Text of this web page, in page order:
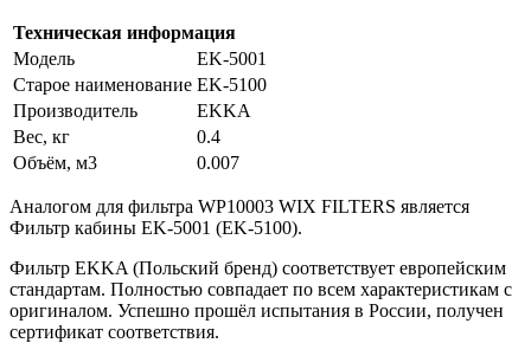
Техническая информация
Модель
EK-5001
Старое наименование EK-5100
Производитель
EKKA
Вес, кг
0.4
Объём, м3
0.007
Аналогом для фильтра WP10003 WIX FILTERS является
Фильтр кабины EK-5001 (EK-5100).
Фильтр EKKA (Польский бренд) соответствует европейским
стандартам. Полностью совпадает по всем характеристикам с
оригиналом. Успешно прошёл испытания в России, получен
сертификат соответствия.